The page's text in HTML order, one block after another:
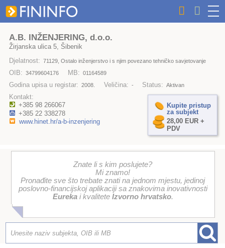
A.B. INŽENJERING, d.o.o.
Žirjanska ulica 5, Šibenik
Djelatnost: 71129, Ostalo inženjerstvo i s njim povezano tehničko savjetovanje
OIB: 34799604176 MB: 01164589
Godina upisa u registar: 2008. Veličina: - Status: Aktivan
Kontakt:
+385 98 266067
+385 22 338278
www.hinet.hr/a-b-inzenjering
Kupite pristup
za subjekt
28,00 EUR +
PDV
Znate li s kim poslujete?
Mi znamo!
Pronađite sve što trebate znati na jednom mjestu, jedinoj
poslovno-financijskoj aplikaciji sa znakovima inovativnosti
Eurekai kvalitete Izvorno hrvatsko.